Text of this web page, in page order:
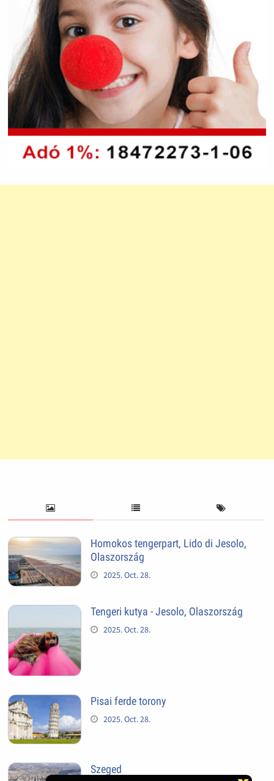
Homokos tengerpart, Lido di Jesolo,
Olaszország
2025. Oct. 28.
Tengeri kutya - Jesolo, Olaszország
2025. Oct. 28.
Pisai ferde torony
2025. Oct. 28.
Szeged